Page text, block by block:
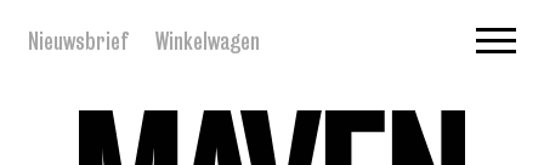
Nieuwsbrief Winkelwagen